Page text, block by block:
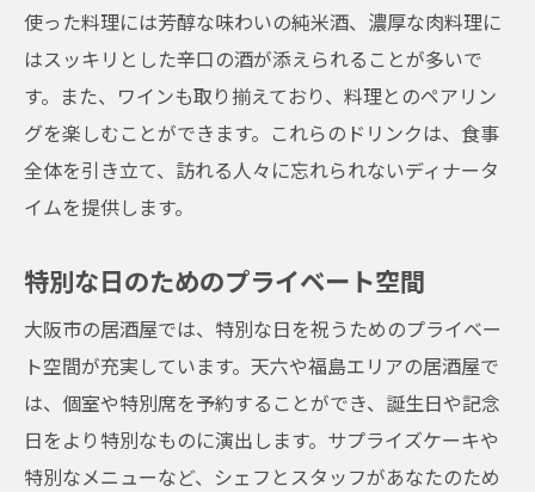
使った料理には芳醇な味わいの純米酒、濃厚な肉料理に
はスッキリとした辛口の酒が添えられることが多いで
す。また、ワインも取り揃えており、料理とのペアリン
グを楽しむことができます。これらのドリンクは、食事
全体を引き立て、訪れる人々に忘れられないディナータ
イムを提供します。
特別な日のためのプライベート空間
大阪市の居酒屋では、特別な日を祝うためのプライベー
ト空間が充実しています。天六や福島エリアの居酒屋で
は、個室や特別席を予約することができ、誕生日や記念
日をより特別なものに演出します。サプライズケーキや
特別なメニューなど、シェフとスタッフがあなたのため